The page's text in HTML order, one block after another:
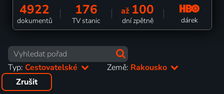
4922
dokumentů
176
TV stanic
až 100
dní zpětně dárek
Typ: Cestovatelské Země: Rakousko
Zrušit